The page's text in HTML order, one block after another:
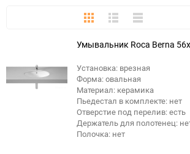
ПлиткаПодробноКомпактно
Умывальник Roca Berna
Установка: врезная
Форма: овальная
Материал: керамика
Пьедестал в комплекте: нет
Отверстие под перелив: есть
Держатель для полотенец:
Полочка: нет